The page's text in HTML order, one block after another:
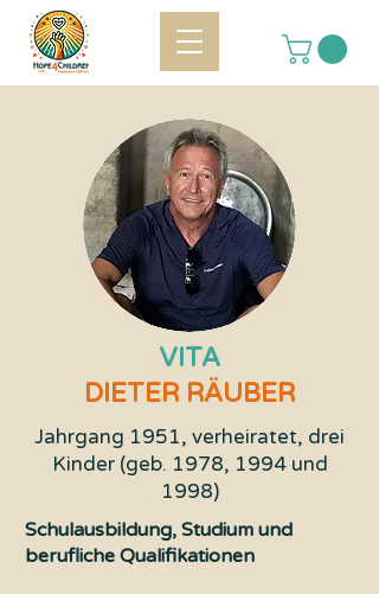
VITA
DIETER RÄUBER
Jahrgang 1951, verheiratet, drei
Kinder (geb. 1978, 1994 und
1998)
Schulausbildung, Studium und
berufliche Qualifikationen